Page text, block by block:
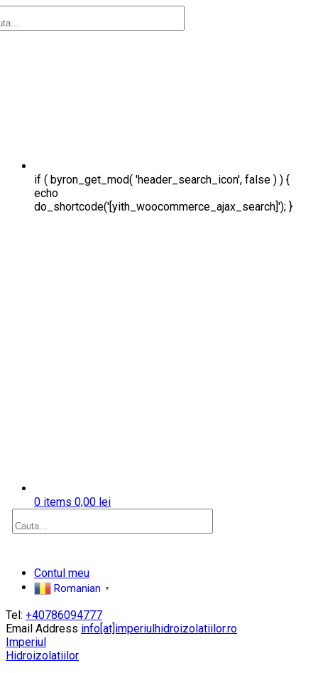
if ( byron_get_mod( 'header_search_icon', false ) ) {
echo
do_shortcode('[yith_woocommerce_ajax_search]'); }
0 items 0,00 lei
Facebook
Profile
Contul meu
Romanian ▼
Tel: +40786094777
Email Address info[at]imperiulhidroizolatiilor.ro
Imperiul
Hidroizolatiilor